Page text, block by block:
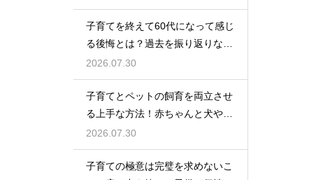
マンスを上げる術
子育てを終えて60代になって感じ
る後悔とは？過去を振り返りなが
らこれからの自分の人生を豊かに
生きるためのヒント
2026.07.30
子育てとペットの飼育を両立させ
る上手な方法！赤ちゃんと犬や猫
が安全に仲良く暮らすための環境
作りと注意点
2026.07.30
子育ての極意は完璧を求めないこ